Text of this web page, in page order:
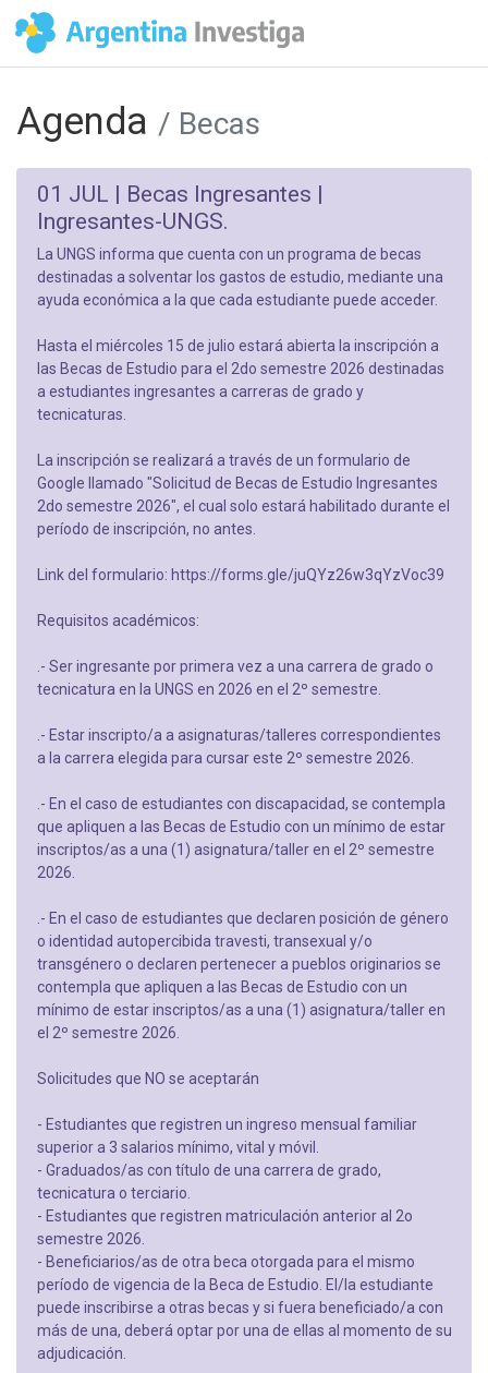
Agenda / Becas
01 JUL | Becas Ingresantes |
Ingresantes-UNGS.
La UNGS informa que cuenta con un programa de becas
destinadas a solventar los gastos de estudio, mediante una
ayuda económica a la que cada estudiante puede acceder.
Hasta el miércoles 15 de julio estará abierta la inscripción a
las Becas de Estudio para el 2do semestre 2026 destinadas
a estudiantes ingresantes a carreras de grado y
tecnicaturas.
La inscripción se realizará a través de un formulario de
Google llamado "Solicitud de Becas de Estudio Ingresantes
2do semestre 2026", el cual solo estará habilitado durante el
período de inscripción, no antes.
Link del formulario: https://forms.gle/juQYz26w3qYzVoc39
Requisitos académicos:
.- Ser ingresante por primera vez a una carrera de grado o
tecnicatura en la UNGS en 2026 en el 2º semestre.
.- Estar inscripto/a a asignaturas/talleres correspondientes
a la carrera elegida para cursar este 2º semestre 2026.
.- En el caso de estudiantes con discapacidad, se contempla
que apliquen a las Becas de Estudio con un mínimo de estar
inscriptos/as a una (1) asignatura/taller en el 2º semestre
2026.
.- En el caso de estudiantes que declaren posición de género
o identidad autopercibida travesti, transexual y/o
transgénero o declaren pertenecer a pueblos originarios se
contempla que apliquen a las Becas de Estudio con un
mínimo de estar inscriptos/as a una (1) asignatura/taller en
el 2º semestre 2026.
Solicitudes que NO se aceptarán
- Estudiantes que registren un ingreso mensual familiar
superior a 3 salarios mínimo, vital y móvil.
- Graduados/as con título de una carrera de grado,
tecnicatura o terciario.
- Estudiantes que registren matriculación anterior al 2o
semestre 2026.
- Beneficiarios/as de otra beca otorgada para el mismo
período de vigencia de la Beca de Estudio. El/la estudiante
puede inscribirse a otras becas y si fuera beneficiado/a con
más de una, deberá optar por una de ellas al momento de su
adjudicación.